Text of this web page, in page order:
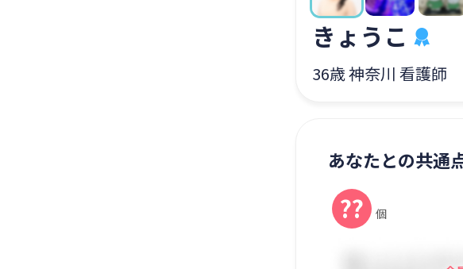
きょうこ
36歳 神奈川 看護師
あなたとの共通
?? 個